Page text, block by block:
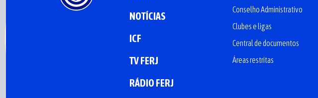
NOTÍCIAS
ICF
TV FERJ
RÁDIO FERJ
Conselho Administrativo
Clubes e ligas
Central de documentos
Áreas restritas